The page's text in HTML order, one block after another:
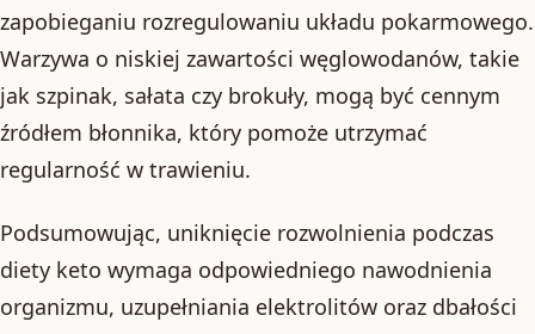
zapobieganiu rozregulowaniu układu pokarmowego.
Warzywa o niskiej zawartości węglowodanów, takie
jak szpinak, sałata czy brokuły, mogą być cennym
źródłem błonnika, który pomoże utrzymać
regularność w trawieniu.
Podsumowując, uniknięcie rozwolnienia podczas
diety keto wymaga odpowiedniego nawodnienia
organizmu, uzupełniania elektrolitów oraz dbałości